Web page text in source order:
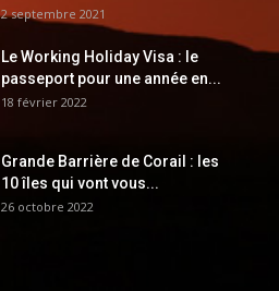
2 septembre 2021
Le Working Holiday Visa : le
passeport pour une année en...
18 février 2022
Grande Barrière de Corail : les
10 îles qui vont vous...
26 octobre 2022